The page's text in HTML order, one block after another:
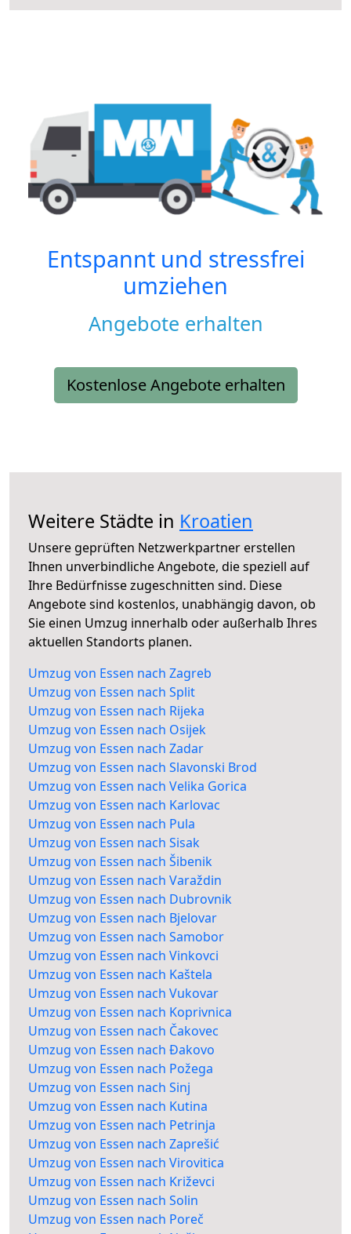
Entspannt und stressfrei
umziehen
Angebote erhalten
Kostenlose Angebote erhalten
Weitere Städte in Kroatien
Unsere geprüften Netzwerkpartner erstellen
Ihnen unverbindliche Angebote, die speziell auf
Ihre Bedürfnisse zugeschnitten sind. Diese
Angebote sind kostenlos, unabhängig davon, ob
Sie einen Umzug innerhalb oder außerhalb Ihres
aktuellen Standorts planen.
Umzug von Essen nach Zagreb
Umzug von Essen nach Split
Umzug von Essen nach Rijeka
Umzug von Essen nach Osijek
Umzug von Essen nach Zadar
Umzug von Essen nach Slavonski Brod
Umzug von Essen nach Velika Gorica
Umzug von Essen nach Karlovac
Umzug von Essen nach Pula
Umzug von Essen nach Sisak
Umzug von Essen nach Šibenik
Umzug von Essen nach Varaždin
Umzug von Essen nach Dubrovnik
Umzug von Essen nach Bjelovar
Umzug von Essen nach Samobor
Umzug von Essen nach Vinkovci
Umzug von Essen nach Kaštela
Umzug von Essen nach Vukovar
Umzug von Essen nach Koprivnica
Umzug von Essen nach Čakovec
Umzug von Essen nach Đakovo
Umzug von Essen nach Požega
Umzug von Essen nach Sinj
Umzug von Essen nach Kutina
Umzug von Essen nach Petrinja
Umzug von Essen nach Zaprešić
Umzug von Essen nach Virovitica
Umzug von Essen nach Križevci
Umzug von Essen nach Solin
Umzug von Essen nach Poreč